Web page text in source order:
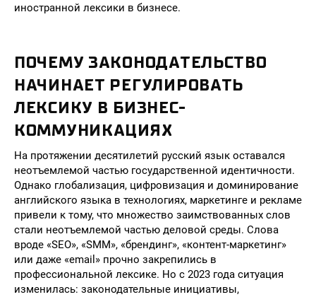
иностранной лексики в бизнесе.
ПОЧЕМУ ЗАКОНОДАТЕЛЬСТВО
НАЧИНАЕТ РЕГУЛИРОВАТЬ
ЛЕКСИКУ В БИЗНЕС-
КОММУНИКАЦИЯХ
На протяжении десятилетий русский язык оставался
неотъемлемой частью государственной идентичности.
Однако глобализация, цифровизация и доминирование
английского языка в технологиях, маркетинге и рекламе
привели к тому, что множество заимствованных слов
стали неотъемлемой частью деловой среды. Слова
вроде «SEO», «SMM», «брендинг», «контент-маркетинг»
или даже «email» прочно закрепились в
профессиональной лексике. Но с 2023 года ситуация
изменилась: законодательные инициативы,